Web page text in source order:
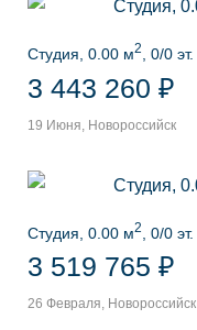
Студия, 0.00 м2 , 0/0 эт.
3 443 260 ₽
19 Июня, Новороссийск
Студия, 0.00 м2 , 0/0 эт.
3 519 765 ₽
26 Февраля, Новороссийск